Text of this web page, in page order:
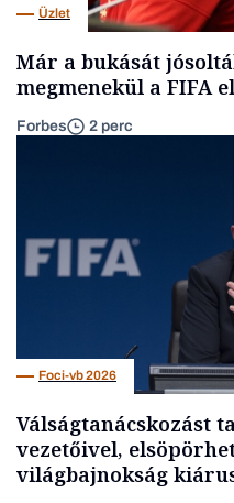
Üzlet
Már a bukását
megmenekül a FIFA
Forbes 2 perc
Foci-vb 2026
Válságtanácskozást
vezetőivel,
világbajnokság